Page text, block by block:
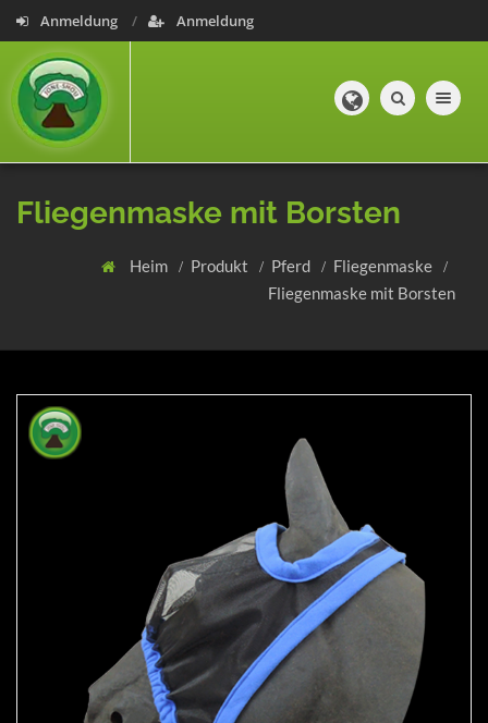
Anmeldung Anmeldung
Toggle
Fliegenmaske mit Borsten
Heim Produkt Pferd
Fliegenmaske
Fliegenmaske mit Borsten